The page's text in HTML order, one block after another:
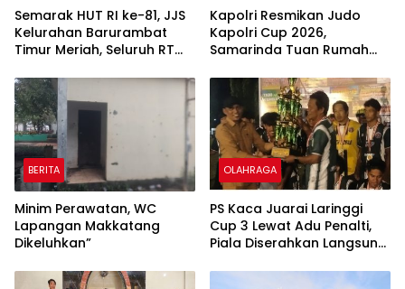
Semarak HUT RI ke-81, JJS
Kelurahan Barurambat
Timur Meriah, Seluruh RT
Bersama Warga
Kapolri Resmikan Judo
Kapolri Cup 2026,
Samarinda Tuan Rumah
Nasional
BERITA
Minim Perawatan, WC
Lapangan Makkatang
Dikeluhkan”
OLAHRAGA
PS Kaca Juarai Laringgi
Cup 3 Lewat Adu Penalti,
Piala Diserahkan Langsung